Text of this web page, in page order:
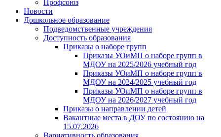
Профсоюз
Новости
Дошкольное образование
Подведомственные учреждения
Доступность образования
Приказы о наборе групп
Приказы УОиМП о наборе групп в
МДОУ на 2025/2026 учебный год
Приказы УОиМП о наборе групп в
МДОУ на 2024/2025 учебный год
Приказы УОиМП о наборе групп в
МДОУ на 2026/2027 учебный год
Приказы о направлении детей
Вакантные места в ДОУ по состоянию на
15.07.2026
Вариативность образования